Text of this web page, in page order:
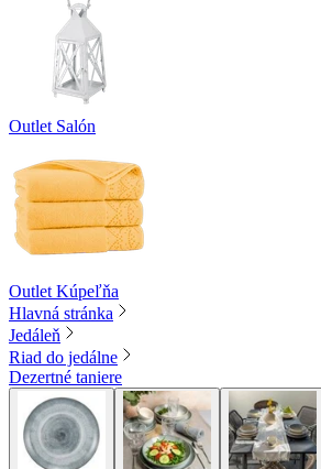
Outlet Salón
Outlet Kúpeľňa
Hlavná stránka
Jedáleň
Riad do jedálne
Dezertné taniere